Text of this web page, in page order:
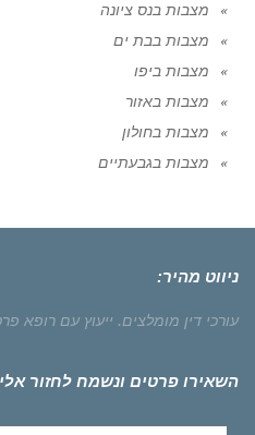
מצבות בנס ציונה
מצבות בבת ים
מצבות ביפו
מצבות באזור
מצבות בחולון
מצבות בגבעתיים
ניווט מהיר:
עורכי דין מומלצים. ייעוץ עם רופא
השאירו פרטים ונשמח לחזור